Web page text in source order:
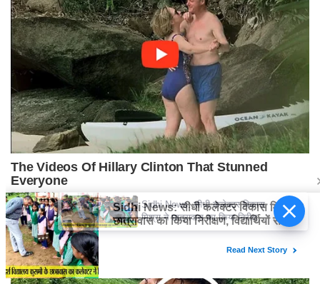
Sidhi News: सीधी कलेक्टर विकास
मिश्रा ने छात्रावास का किया निरीक्षण,
विद्यार्थियों संग किया रात्रि भोजन